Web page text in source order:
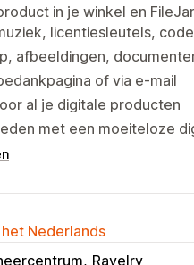
in je winkel en
licentiesleutels,
afbeeldingen,
of via e-mail
al je digitale producten
met een moeiteloze
Nederlands
Ravelry